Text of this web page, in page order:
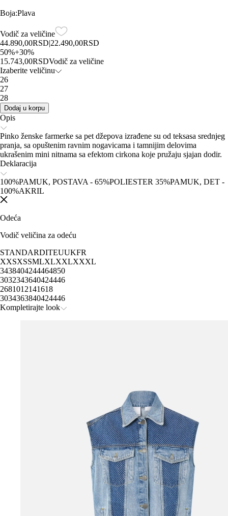
Boja:Plava
Vodič za veličine
44.890,00RSD|22.490,00RSD
50%+30%
15.743,00RSDVodič za veličine
Izaberite veličinu
26
27
28
Dodaj u korpu
Opis
Pinko ženske farmerke sa pet džepova izrađene su od teksasa srednjeg
pranja, sa opuštenim ravnim nogavicama i tamnijim delovima
ukrašenim mini nitnama sa efektom cirkona koje pružaju sjajan dodir.
Deklaracija
100%PAMUK, POSTAVA - 65%POLIESTER 35%PAMUK, DET -
100%AKRIL
Odeća
Vodič veličina za odeću
STANDARDITEUUKFR
XXSXSSMLXLXXLXXXL
3438404244464850
3032343640424446
2681012141618
3034363840424446
Kompletirajte look